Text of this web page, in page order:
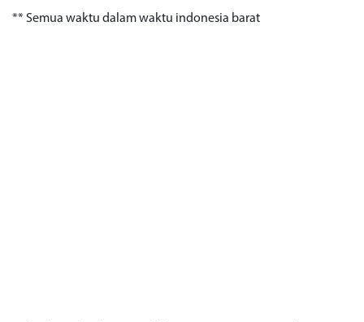
** Semua waktu dalam waktu indonesia barat